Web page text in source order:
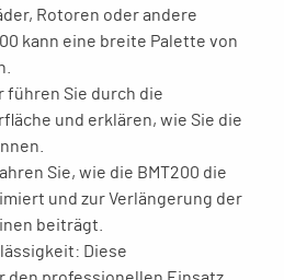
Rotoren oder andere
kann eine breite Palette von
führen Sie durch die
und erklären, wie Sie die
Sie, wie die BMT200 die
und zur Verlängerung der
beiträgt.
Diese